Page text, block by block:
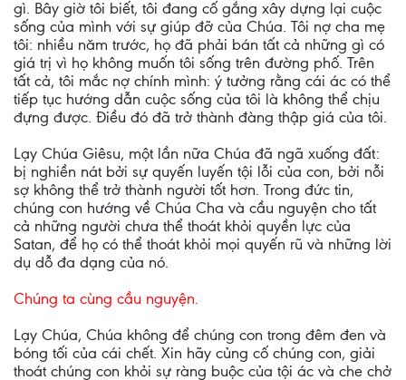
gì. Bây giờ tôi biết, tôi đang cố gắng xây dựng lại cuộc
sống của mình với sự giúp đỡ của Chúa. Tôi nợ cha mẹ
tôi: nhiều năm trước, họ đã phải bán tất cả những gì có
giá trị vì họ không muốn tôi sống trên đường phố. Trên
tất cả, tôi mắc nợ chính mình: ý tưởng rằng cái ác có thể
tiếp tục hướng dẫn cuộc sống của tôi là không thể chịu
đựng được. Điều đó đã trở thành đàng thập giá của tôi.
Lạy Chúa Giêsu, một lần nữa Chúa đã ngã xuống đất:
bị nghiền nát bởi sự quyến luyến tội lỗi của con, bởi nỗi
sợ không thể trở thành người tốt hơn. Trong đức tin,
chúng con hướng về Chúa Cha và cầu nguyện cho tất
cả những người chưa thể thoát khỏi quyền lực của
Satan, để họ có thể thoát khỏi mọi quyến rũ và những lời
dụ dỗ đa dạng của nó.
Chúng ta cùng cầu nguyện.
Lạy Chúa, Chúa không để chúng con trong đêm đen và
bóng tối của cái chết. Xin hãy củng cố chúng con, giải
thoát chúng con khỏi sự ràng buộc của tội ác và che chở